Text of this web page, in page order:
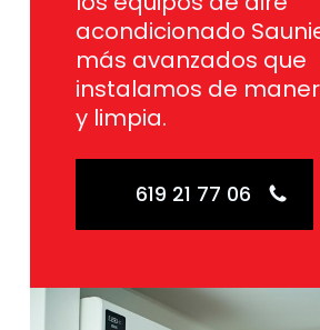
acondicionado
más avanzados que
instalamos de
y limpia.
619 21 77 06